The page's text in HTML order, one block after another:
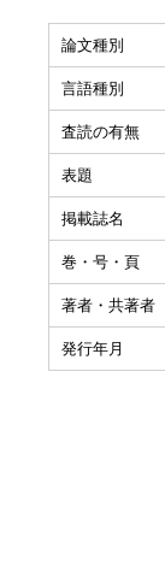
論文種別
言語種別
査読の有無
表題
掲載誌名
巻・号・頁
著者・共著者
発行年月